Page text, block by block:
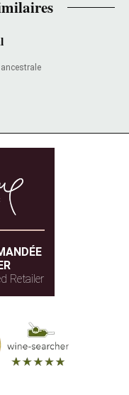
Retailer